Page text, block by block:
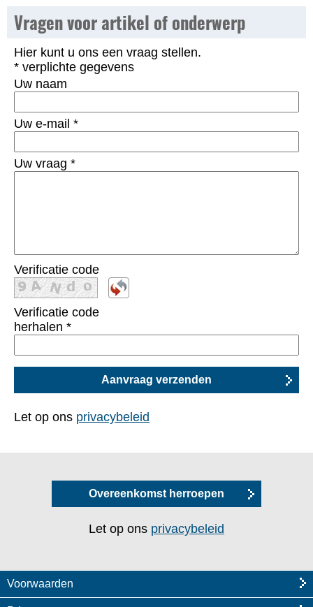
Vragen voor artikel of onderwerp
Hier kunt u ons een vraag stellen.
* verplichte gegevens
Uw naam
Uw e-mail *
Uw vraag *
Verificatie code
Verificatie code
herhalen *
Let op ons privacybeleid
Overeenkomst herroepen
Let op ons privacybeleid
Voorwaarden